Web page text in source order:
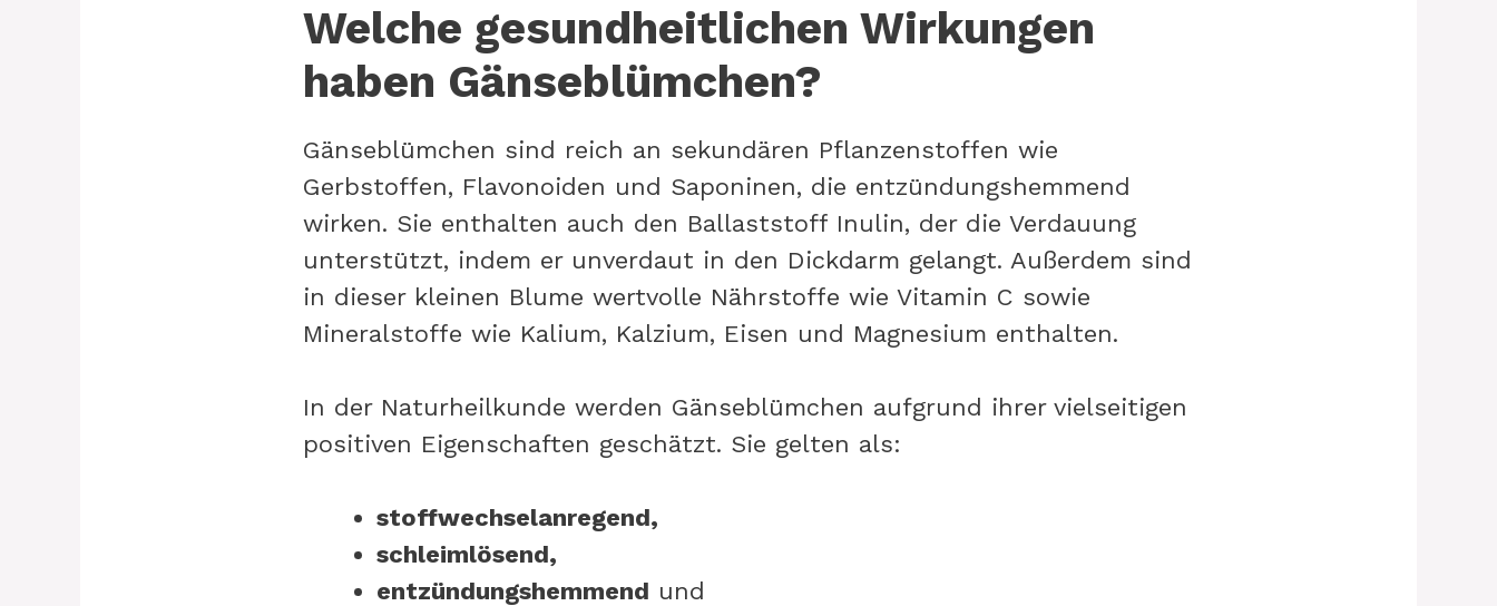
Welche gesundheitlichen Wirkungen
haben Gänseblümchen?
Gänseblümchen sind reich an sekundären Pflanzenstoffen wie
Gerbstoffen, Flavonoiden und Saponinen, die entzündungshemmend
wirken. Sie enthalten auch den Ballaststoff Inulin, der die Verdauung
unterstützt, indem er unverdaut in den Dickdarm gelangt. Außerdem sind
in dieser kleinen Blume wertvolle Nährstoffe wie Vitamin C sowie
Mineralstoffe wie Kalium, Kalzium, Eisen und Magnesium enthalten.
In der Naturheilkunde werden Gänseblümchen aufgrund ihrer vielseitigen
positiven Eigenschaften geschätzt. Sie gelten als:
stoffwechselanregend,
schleimlösend,
entzündungshemmend und